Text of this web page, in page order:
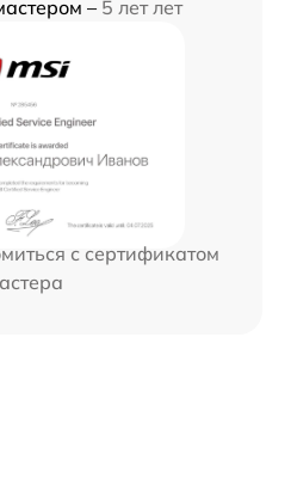
– 5 лет лет
с сертификатом